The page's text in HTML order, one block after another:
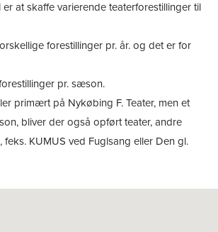
at skaffe varierende teaterforestillinger til
forestillinger pr. år. og det er for
pr. sæson.
primært på Nykøbing F. Teater, men et
bliver der også opført teater, andre
feks. KUMUS ved Fuglsang eller Den gl.